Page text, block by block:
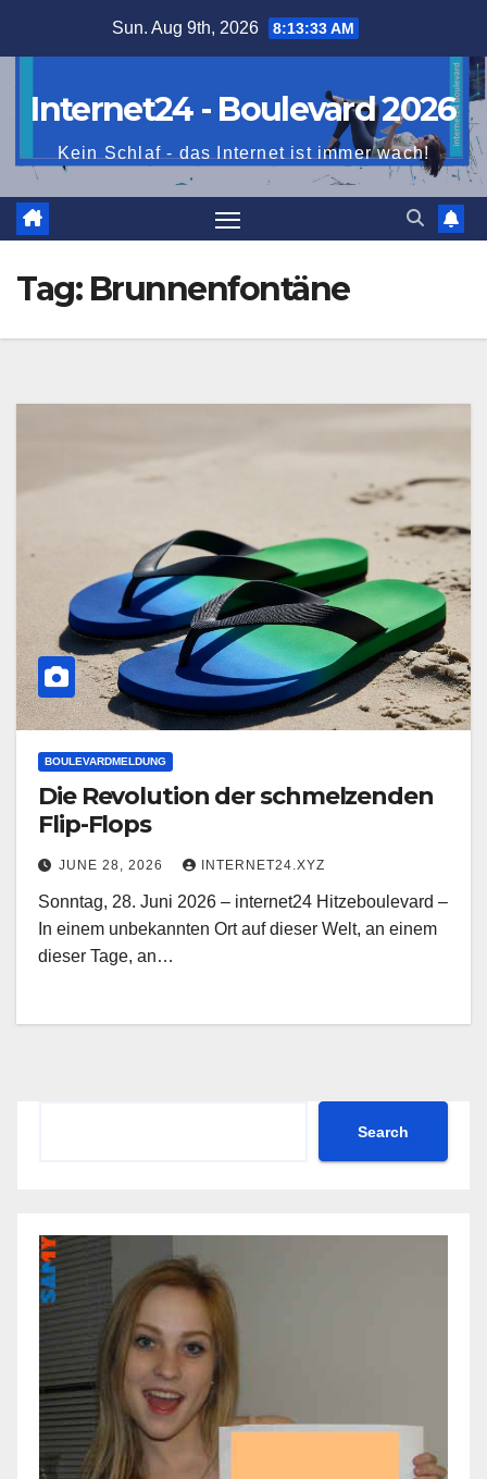
Sun. Aug 9th, 2026 8:13:34 AM
Internet24 - Boulevard 2026
Kein Schlaf - das Internet ist immer wach!
Tag: Brunnenfontäne
BOULEVARDMELDUNG
Die Revolution der schmelzenden
Flip-Flops
JUNE 28, 2026 INTERNET24.XYZ
Sonntag, 28. Juni 2026 – internet24 Hitzeboulevard –
In einem unbekannten Ort auf dieser Welt, an einem
dieser Tage, an…
Search